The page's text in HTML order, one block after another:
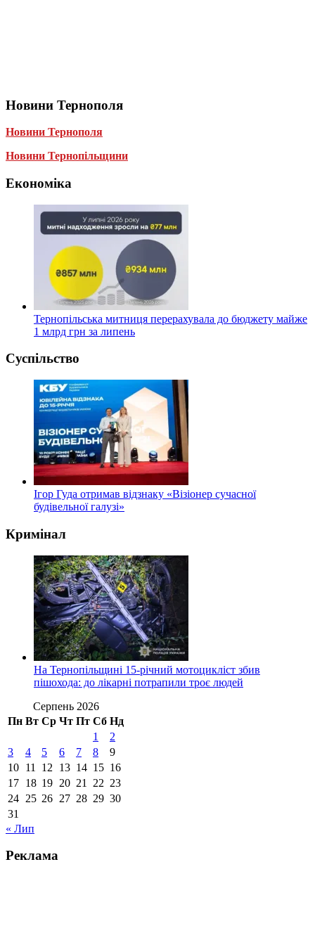
Новини Тернополя
Новини Тернополя
Новини Тернопільщини
Економіка
Тернопільська митниця перерахувала до бюджету майже
1 млрд грн за липень
Суспільство
Ігор Гуда отримав відзнаку «Візіонер сучасної
будівельної галузі»
Кримінал
На Тернопільщині 15-річний мотоцикліст збив
пішохода: до лікарні потрапили троє людей
Серпень 2026
Пн Вт Ср Чт Пт Сб Нд
1
2
3
4 5 6 7 8
9
10 11 12 13 14 15 16
17 18 19 20 21 22 23
24 25 26 27 28 29 30
31
« Лип
Реклама